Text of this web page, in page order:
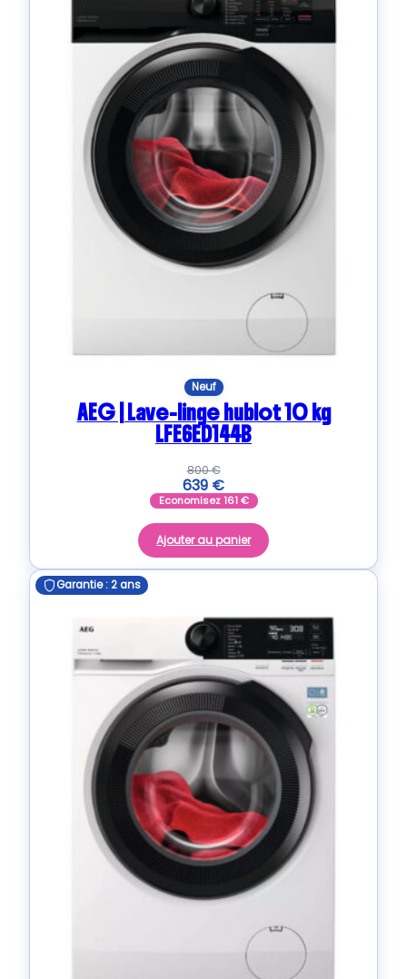
Neuf
AEG | Lave-linge hublot 10 kg
LFE6ED144B
800€
639 €
Economisez161€
Ajouter au panier
Garantie : 2 ans